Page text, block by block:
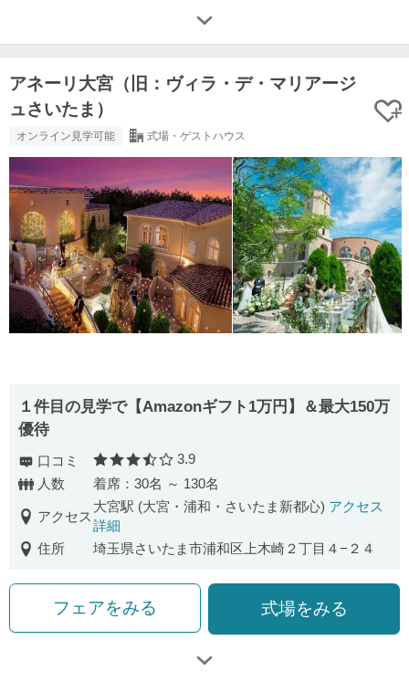
アネーリ大宮（旧：ヴィラ・デ・マリアージ
ュさいたま）
オンライン見学可能 式場・ゲストハウス
１件目の見学で【Amazonギフト1万円】＆最大150万
優待
口コミ 口コミ評価
3.9
人数
着席：30名 ～ 130名
アクセス
大宮駅 (大宮・浦和・さいたま新都心) アクセス
詳細
住所
埼玉県さいたま市浦和区上木崎２丁目４−２４
フェアをみる 式場をみる